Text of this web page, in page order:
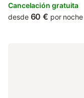
Cancelación gratuita
desde 60 € por noche